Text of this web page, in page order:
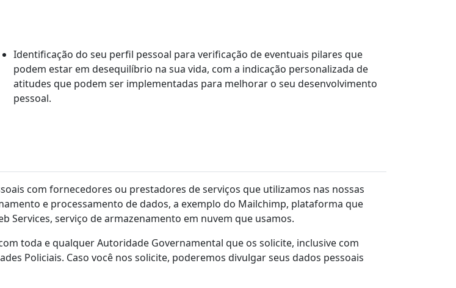
Identificação do seu perfil pessoal para verificação de eventuais pilares que
podem estar em desequilíbrio na sua vida, com a indicação personalizada de
atitudes que podem ser implementadas para melhorar o seu desenvolvimento
pessoal.
com fornecedores ou prestadores de serviços que utilizamos nas nossas
e processamento de dados, a exemplo do Mailchimp, plataforma que
Services, serviço de armazenamento em nuvem que usamos.
toda e qualquer Autoridade Governamental que os solicite, inclusive com
Policiais. Caso você nos solicite, poderemos divulgar seus dados pessoais